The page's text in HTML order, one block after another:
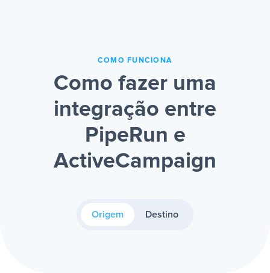
COMO FUNCIONA
Como fazer uma
integração entre
PipeRun e
ActiveCampaign
Origem Destino